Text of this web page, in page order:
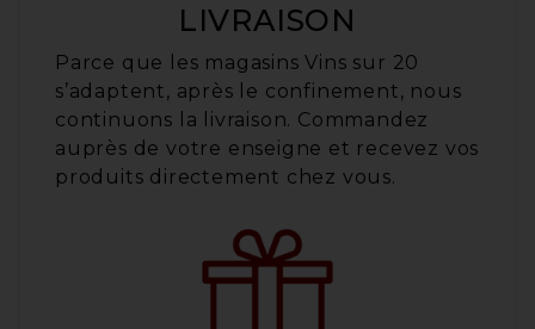
LIVRAISON
Parce que les magasins Vins sur 20
s’adaptent, après le confinement, nous
continuons la livraison. Commandez
auprès de votre enseigne et recevez vos
produits directement chez vous.